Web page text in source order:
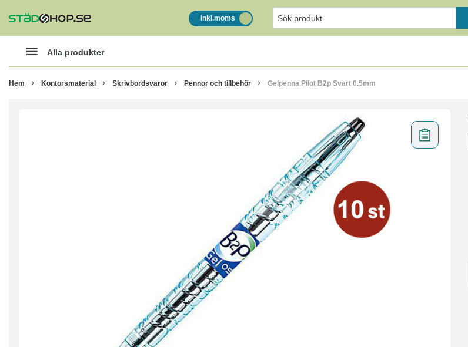
Inkl.moms
Alla produkter
Hem Kontorsmaterial Skrivbordsvaror Pennor och tillbehör Gelpenna Pilot B2p Svart 0.5mm